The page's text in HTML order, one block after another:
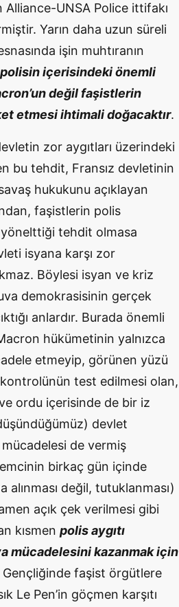
Alliance-UNSA Police ittifakı
Yarın daha uzun süreli
işin muhtıranın
polisin içerisindeki önemli
değil faşistlerin
etmesi ihtimali doğacaktır.
zor aygıtları üzerindeki
bu tehdit, Fransız devletinin
hukukunu açıklayan
faşistlerin polis
yönelttiği tehdit olmasa
isyana karşı zor
Böylesi isyan ve kriz
demokrasisinin gerçek
anlardır. Burada önemli
hükümetinin yalnızca
etmeyip, görünen yüzü
kontrolünün test edilmesi olan,
ordu içerisinde de bir iz
devlet
de vermiş
birkaç gün içinde
alınması değil, tutuklanması)
açık çek verilmesi gibi
kısmen polis aygıtı
mücadelesini kazanmak için
Gençliğinde faşist örgütlere
Le Pen’in göçmen karşıtı